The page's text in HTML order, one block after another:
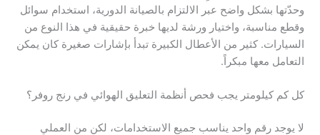
وحدّتها بشكل واضح عبر الالتزام بالصيانة الدورية، استخدام سوائل
وقطع مناسبة، واختيار ورشة لديها خبرة حقيقية في هذا النوع من
السيارات. كثير من الأعطال الكبيرة تبدأ بإشارات صغيرة كان يمكن
التعامل معها مبكراً.
كل كم كيلومتر يجب فحص أنظمة التعليق الهوائي في رنج روفر؟
لا يوجد رقم واحد يناسب جميع الاستخدامات، لكن من العملي